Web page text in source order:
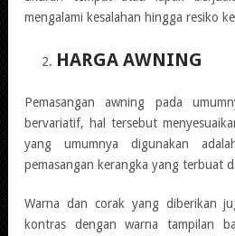
mengalami kesalahan hingga resiko
HARGA AWNING
Pemasangan awning pada
bervariatif, hal tersebut
yang umumnya digunakan
pemasangan kerangka yang terbuat
Warna dan corak yang diberikan
kontras dengan warna tampilan